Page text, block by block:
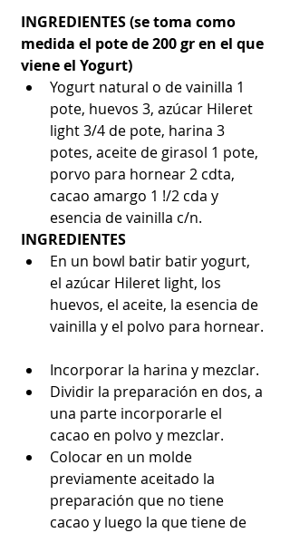
INGREDIENTES (se toma como
medida el pote de 200 gr en el que
viene el Yogurt)
Yogurt natural o de vainilla 1
pote, huevos 3, azúcar Hileret
light 3/4 de pote, harina 3
potes, aceite de girasol 1 pote,
porvo para hornear 2 cdta,
cacao amargo 1 !/2 cda y
esencia de vainilla c/n.
INGREDIENTES
En un bowl batir batir yogurt,
el azúcar Hileret light, los
huevos, el aceite, la esencia de
vainilla y el polvo para hornear.
Incorporar la harina y mezclar.
Dividir la preparación en dos, a
una parte incorporarle el
cacao en polvo y mezclar.
Colocar en un molde
previamente aceitado la
preparación que no tiene
cacao y luego la que tiene de